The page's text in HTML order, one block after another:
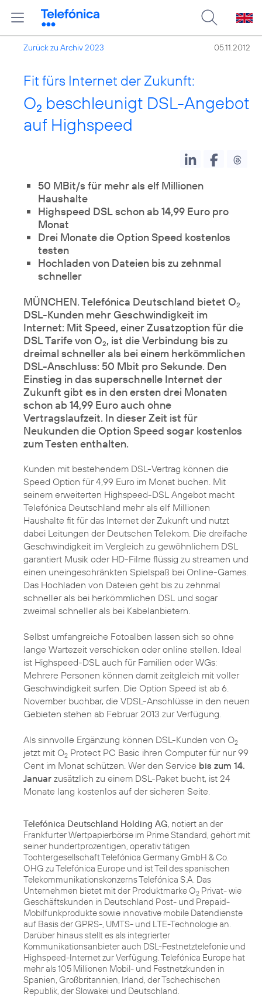
Zurück zu Archiv 2023 05.11.2012
Fit fürs Internet der Zukunft:
O2 beschleunigt DSL-Angebot
auf Highspeed
50 MBit/s für mehr als elf Millionen
Haushalte
Highspeed DSL schon ab 14,99 Euro pro
Monat
Drei Monate die Option Speed kostenlos
testen
Hochladen von Dateien bis zu zehnmal
schneller
MÜNCHEN. Telefónica Deutschland bietet O2
DSL-Kunden mehr Geschwindigkeit im
Internet: Mit Speed, einer Zusatzoption für die
DSL Tarife von O2, ist die Verbindung bis zu
dreimal schneller als bei einem herkömmlichen
DSL-Anschluss: 50 Mbit pro Sekunde. Den
Einstieg in das superschnelle Internet der
Zukunft gibt es in den ersten drei Monaten
schon ab 14,99 Euro auch ohne
Vertragslaufzeit. In dieser Zeit ist für
Neukunden die Option Speed sogar kostenlos
zum Testen enthalten.
Kunden mit bestehendem DSL-Vertrag können die
Speed Option für 4,99 Euro im Monat buchen. Mit
seinem erweiterten Highspeed-DSL Angebot macht
Telefónica Deutschland mehr als elf Millionen
Haushalte fit für das Internet der Zukunft und nutzt
dabei Leitungen der Deutschen Telekom. Die dreifache
Geschwindigkeit im Vergleich zu gewöhnlichem DSL
garantiert Musik oder HD-Filme flüssig zu streamen und
einen uneingeschränkten Spielspaß bei Online-Games.
Das Hochladen von Dateien geht bis zu zehnmal
schneller als bei herkömmlichen DSL und sogar
zweimal schneller als bei Kabelanbietern.
Selbst umfangreiche Fotoalben lassen sich so ohne
lange Wartezeit verschicken oder online stellen. Ideal
ist Highspeed-DSL auch für Familien oder WGs:
Mehrere Personen können damit zeitgleich mit voller
Geschwindigkeit surfen. Die Option Speed ist ab 6.
November buchbar, die VDSL-Anschlüsse in den neuen
Gebieten stehen ab Februar 2013 zur Verfügung.
Als sinnvolle Ergänzung können DSL-Kunden von O2
jetzt mit O2 Protect PC Basic ihren Computer für nur 99
Cent im Monat schützen. Wer den Service bis zum 14.
Januar zusätzlich zu einem DSL-Paket bucht, ist 24
Monate lang kostenlos auf der sicheren Seite.
Telefónica Deutschland Holding AG, notiert an der
Frankfurter Wertpapierbörse im Prime Standard, gehört mit
seiner hundertprozentigen, operativ tätigen
Tochtergesellschaft Telefónica Germany GmbH & Co.
OHG zu Telefónica Europe und ist Teil des spanischen
Telekommunikationskonzerns Telefónica S.A. Das
Unternehmen bietet mit der Produktmarke O2 Privat- wie
Geschäftskunden in Deutschland Post- und Prepaid-
Mobilfunkprodukte sowie innovative mobile Datendienste
auf Basis der GPRS-, UMTS- und LTE-Technologie an.
Darüber hinaus stellt es als integrierter
Kommunikationsanbieter auch DSL-Festnetztelefonie und
Highspeed-Internet zur Verfügung. Telefónica Europe hat
mehr als 105 Millionen Mobil- und Festnetzkunden in
Spanien, Großbritannien, Irland, der Tschechischen
Republik, der Slowakei und Deutschland.